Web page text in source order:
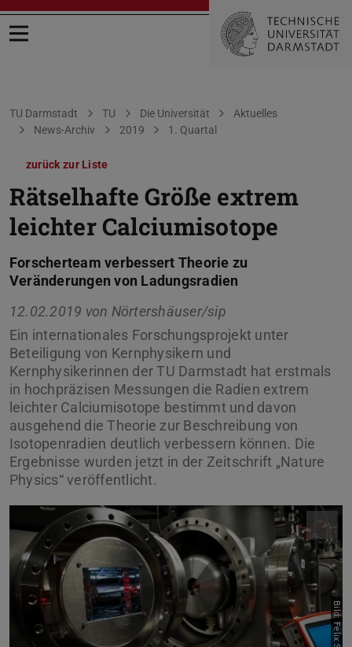
Menü öffnen
Sie befinden sich hier:
TU Darmstadt TU Die Universität
Aktuelles
News-Archiv
2019 1. Quartal
zurück zur Liste
Rätselhafte Größe extrem
leichter Calciumisotope
Forscherteam verbessert Theorie zu
Veränderungen von Ladungsradien
12.02.2019 von Nörtershäuser/sip
Ein internationales Forschungsprojekt unter
Beteiligung von Kernphysikern und
Kernphysikerinnen der TU Darmstadt hat erstmals
in hochpräzisen Messungen die Radien extrem
leichter Calciumisotope bestimmt und davon
ausgehend die Theorie zur Beschreibung von
Isotopenradien deutlich verbessern können. Die
Ergebnisse wurden jetzt in der Zeitschrift „Nature
Physics“ veröffentlicht.